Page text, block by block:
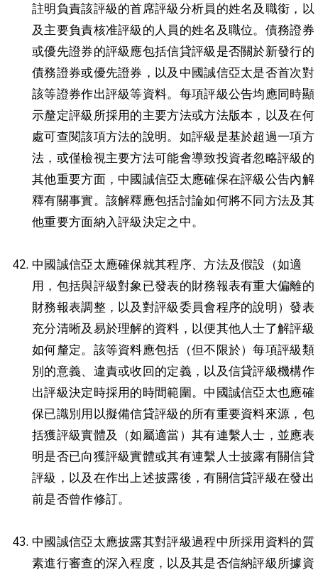
註明負責該評級的首席評級分析員的姓名及職銜，以
及主要負責核准評級的人員的姓名及職位。債務證券
或優先證券的評級應包括信貸評級是否關於新發行的
債務證券或優先證券，以及中國誠信亞太是否首次對
該等證券作出評級等資料。每項評級公告均應同時顯
示釐定評級所採用的主要方法或方法版本，以及在何
處可查閱該項方法的說明。如評級是基於超過一項方
法，或僅檢視主要方法可能會導致投資者忽略評級的
其他重要方面，中國誠信亞太應確保在評級公告內解
釋有關事實。該解釋應包括討論如何將不同方法及其
他重要方面納入評級決定之中。
中國誠信亞太應確保就其程序、方法及假設（如適
用，包括與評級對象已發表的財務報表有重大偏離的
財務報表調整，以及對評級委員會程序的說明）發表
充分清晰及易於理解的資料，以便其他人士了解評級
如何釐定。該等資料應包括（但不限於）每項評級類
別的意義、違責或收回的定義，以及信貸評級機構作
出評級決定時採用的時間範圍。中國誠信亞太也應確
保已識別用以擬備信貸評級的所有重要資料來源，包
括獲評級實體及（如屬適當）其有連繫人士，並應表
明是否已向獲評級實體或其有連繫人士披露有關信貸
評級，以及在作出上述披露後，有關信貸評級在發出
前是否曾作修訂。
中國誠信亞太應披露其對評級過程中所採用資料的質
素進行審查的深入程度，以及其是否信納評級所據資